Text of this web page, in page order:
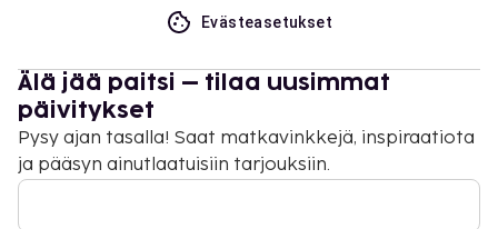
Evästeasetukset
Älä jää paitsi – tilaa uusimmat
päivitykset
Pysy ajan tasalla! Saat matkavinkkejä, inspiraatiota
ja pääsyn ainutlaatuisiin tarjouksiin.